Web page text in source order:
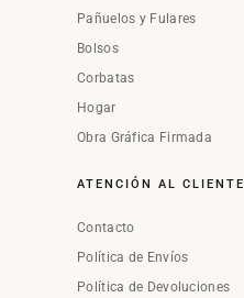
Pañuelos y Fulares
Bolsos
Corbatas
Hogar
Obra Gráfica Firmada
ATENCIÓN AL CLIENTE
Contacto
Política de Envíos
Política de Devoluciones